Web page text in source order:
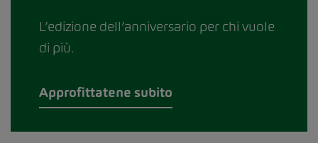
L’edizione dell’anniversario per chi vuole
di più.
Approfittatene subito